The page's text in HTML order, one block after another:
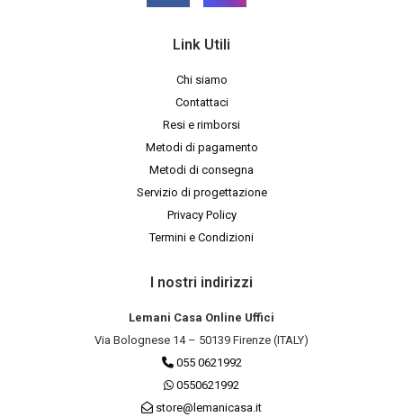
Link Utili
Chi siamo
Contattaci
Resi e rimborsi
Metodi di pagamento
Metodi di consegna
Servizio di progettazione
Privacy Policy
Termini e Condizioni
I nostri indirizzi
Lemani Casa Online Uffici
Via Bolognese 14 – 50139 Firenze (ITALY)
055 0621992
0550621992
store@lemanicasa.it